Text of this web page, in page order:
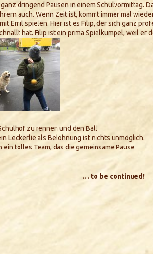
dringend Pausen in einem Schulvormittag.
auch. Wenn Zeit ist, kommt immer mal
Emil spielen. Hier ist es Filip, der sich ganz
hat. Filip ist ein prima Spielkumpel, weil er
zu rennen und den Ball
Leckerlie als Belohnung ist nichts unmöglich.
ein tolles Team, das die gemeinsame Pause
… to be continued!